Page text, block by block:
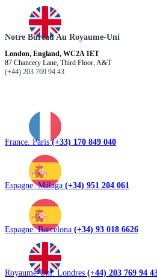
Notre Bureau Au Royaume-Uni
London, England, WC2A 1ET
87 Chancery Lane, Third Floor, A&T
(+44) 203 769 94 43
France. Paris(+33) 170 849 040
Espagne. Málaga (+34) 951 204 061
Espagne. Barcelona (+34) 93 018 6626
Royaume-Uni. Londres (+44) 203 769 94